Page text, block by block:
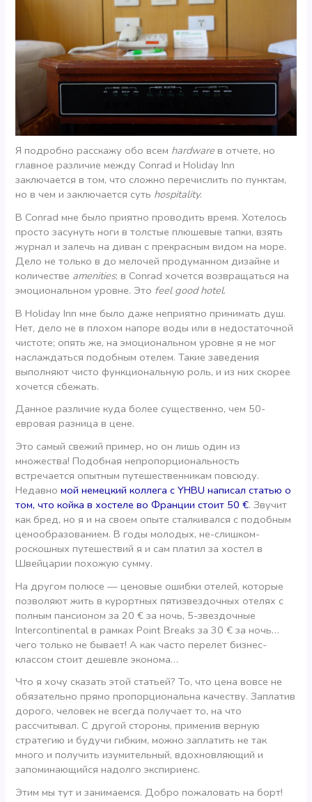
Я подробно расскажу обо всем hardware в отчете, но
главное различие между Conrad и Holiday Inn
заключается в том, что сложно перечислить по пунктам,
но в чем и заключается суть hospitality.
В Conrad мне было приятно проводить время. Хотелось
просто засунуть ноги в толстые плюшевые тапки, взять
журнал и залечь на диван с прекрасным видом на море.
Дело не только в до мелочей продуманном дизайне и
количестве amenities; в Conrad хочется возвращаться на
эмоциональном уровне. Это feel good hotel.
В Holiday Inn мне было даже неприятно принимать душ.
Нет, дело не в плохом напоре воды или в недостаточной
чистоте; опять же, на эмоциональном уровне я не мог
наслаждаться подобным отелем. Такие заведения
выполняют чисто функциональную роль, и из них скорее
хочется сбежать.
Данное различие куда более существенно, чем 50-
евровая разница в цене.
Это самый свежий пример, но он лишь один из
множества! Подобная непропорциональность
встречается опытным путешественникам повсюду.
Недавномой немецкий коллега с YHBU написал статью о
том, что койка в хостеле во Франции стоит 50 €. Звучит
как бред, но я и на своем опыте сталкивался с подобным
ценообразованием. В годы молодых, не-слишком-
роскошных путешествий я и сам платил за хостел в
Швейцарии похожую сумму.
На другом полюсе — ценовые ошибки отелей, которые
позволяют жить в курортных пятизвездочных отелях с
полным пансионом за 20 € за ночь, 5-звездочные
Intercontinental в рамках Point Breaks за 30 € за ночь…
чего только не бывает! А как часто перелет бизнес-
классом стоит дешевле эконома…
Что я хочу сказать этой статьей? То, что цена вовсе не
обязательно прямо пропорциональна качеству. Заплатив
дорого, человек не всегда получает то, на что
рассчитывал. С другой стороны, применив верную
стратегию и будучи гибким, можно заплатить не так
много и получить изумительный, вдохновляющий и
запоминающийся надолго экспириенс.
Этим мы тут и занимаемся. Добро пожаловать на борт!